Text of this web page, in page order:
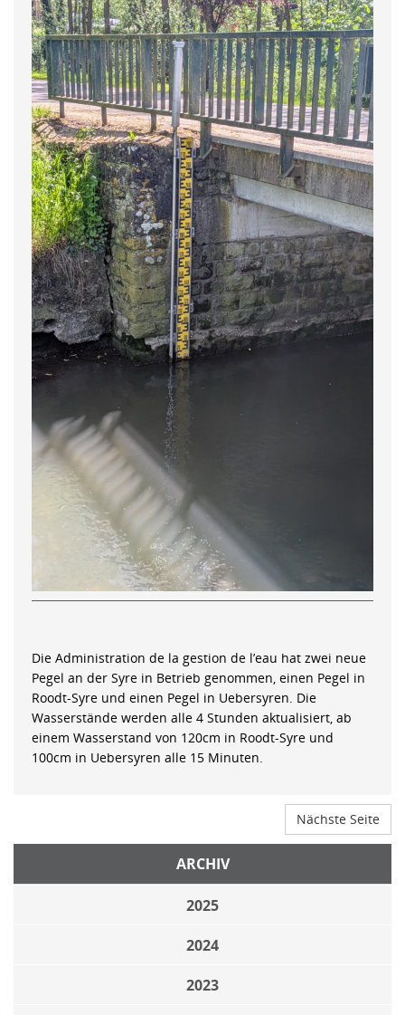
Die Administration de la gestion de l’eau hat zwei neue
Pegel an der Syre in Betrieb genommen, einen Pegel in
Roodt-Syre und einen Pegel in Uebersyren. Die
Wasserstände werden alle 4 Stunden aktualisiert, ab
einem Wasserstand von 120cm in Roodt-Syre und
100cm in Uebersyren alle 15 Minuten.
Nächste Seite
ARCHIV
2025
2024
2023